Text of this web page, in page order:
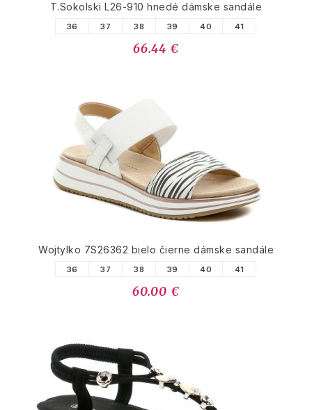
T.Sokolski L26-910 hnedé dámske sandále
36 37 38 39 40 41
66.44 €
Wojtylko 7S26362 bielo čierne dámske sandále
36 37 38 39 40 41
60.00 €